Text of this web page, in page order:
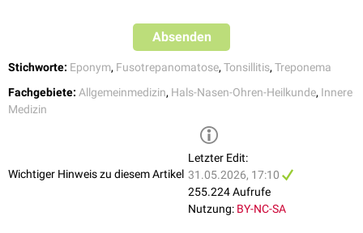
Absenden
Stichworte: Eponym, Fusotrepanomatose, Tonsillitis, Treponema
Fachgebiete: Allgemeinmedizin, Hals-Nasen-Ohren-Heilkunde, Innere
Medizin
Wichtiger Hinweis zu diesem Artikel
Letzter Edit:
31.05.2026, 17:10
255.224 Aufrufe
Nutzung: BY-NC-SA